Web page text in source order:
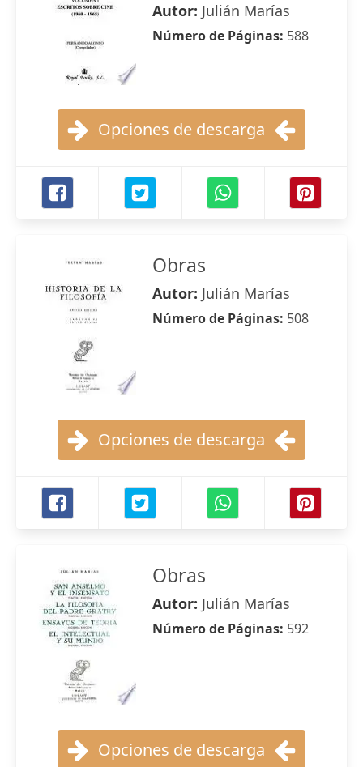
Autor: Julián Marías
Número de Páginas: 588
Opciones de descarga
Obras
Autor: Julián Marías
Número de Páginas: 508
Opciones de descarga
Obras
Autor: Julián Marías
Número de Páginas: 592
Opciones de descarga